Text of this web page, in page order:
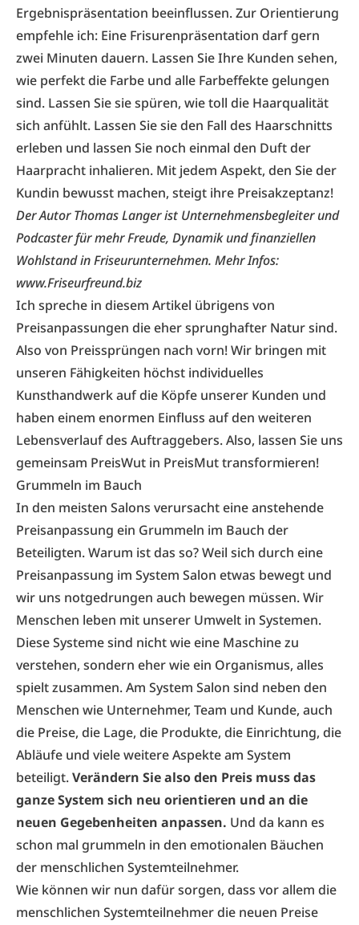
Ergebnispräsentation beeinflussen. Zur Orientierung
empfehle ich: Eine Frisurenpräsentation darf gern
zwei Minuten dauern. Lassen Sie Ihre Kunden sehen,
wie perfekt die Farbe und alle Farbeffekte gelungen
sind. Lassen Sie sie spüren, wie toll die Haarqualität
sich anfühlt. Lassen Sie sie den Fall des Haarschnitts
erleben und lassen Sie noch einmal den Duft der
Haarpracht inhalieren. Mit jedem Aspekt, den Sie der
Kundin bewusst machen, steigt ihre Preisakzeptanz!
Der Autor Thomas Langer ist Unternehmensbegleiter und
Podcaster für mehr Freude, Dynamik und finanziellen
Wohlstand in Friseurunternehmen. Mehr Infos:
www.Friseurfreund.biz
Ich spreche in diesem Artikel übrigens von
Preisanpassungen die eher sprunghafter Natur sind.
Also von Preissprüngen nach vorn! Wir bringen mit
unseren Fähigkeiten höchst individuelles
Kunsthandwerk auf die Köpfe unserer Kunden und
haben einem enormen Einfluss auf den weiteren
Lebensverlauf des Auftraggebers. Also, lassen Sie uns
gemeinsam PreisWut in PreisMut transformieren!
Grummeln im Bauch
In den meisten Salons verursacht eine anstehende
Preisanpassung ein Grummeln im Bauch der
Beteiligten. Warum ist das so? Weil sich durch eine
Preisanpassung im System Salon etwas bewegt und
wir uns notgedrungen auch bewegen müssen. Wir
Menschen leben mit unserer Umwelt in Systemen.
Diese Systeme sind nicht wie eine Maschine zu
verstehen, sondern eher wie ein Organismus, alles
spielt zusammen. Am System Salon sind neben den
Menschen wie Unternehmer, Team und Kunde, auch
die Preise, die Lage, die Produkte, die Einrichtung, die
Abläufe und viele weitere Aspekte am System
beteiligt.Verändern Sie also den Preis muss das
ganze System sich neu orientieren und an die
neuen Gegebenheiten anpassen. Und da kann es
schon mal grummeln in den emotionalen Bäuchen
der menschlichen Systemteilnehmer.
Wie können wir nun dafür sorgen, dass vor allem die
menschlichen Systemteilnehmer die neuen Preise